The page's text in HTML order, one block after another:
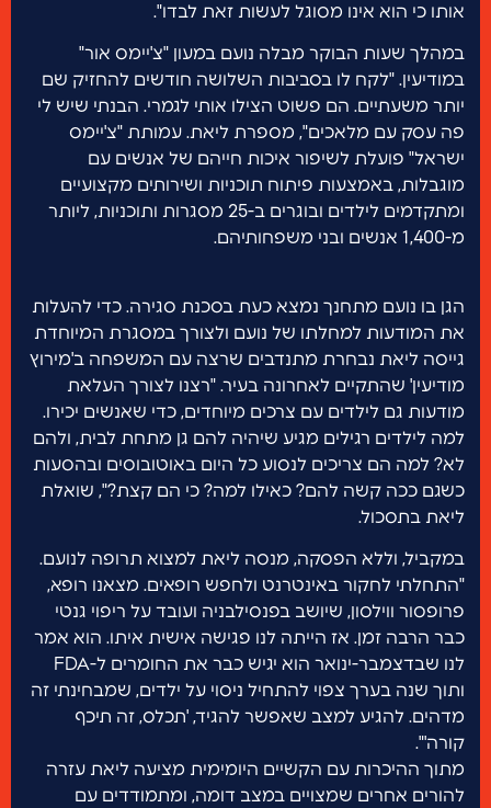
אותו כי הוא אינו מסוגל לעשות זאת לבדו".
במהלך שעות הבוקר מבלה נועם במעון "צ'יימס אור"
במודיעין. "לקח לו בסביבות השלושה חודשים להחזיק שם
יותר משעתיים. הם פשוט הצילו אותי לגמרי. הבנתי שיש לי
פה עסק עם מלאכים", מספרת ליאת. עמותת "צ'יימס
ישראל" פועלת לשיפור איכות חייהם של אנשים עם
מוגבלות, באמצעות פיתוח תוכניות ושירותים מקצועיים
ומתקדמים לילדים ובוגרים ב-25 מסגרות ותוכניות, ליותר
מ-1,400 אנשים ובני משפחותיהם.
הגן בו נועם מתחנך נמצא כעת בסכנת סגירה. כדי להעלות
את המודעות למחלתו של נועם ולצורך במסגרת המיוחדת
גייסה ליאת נבחרת מתנדבים שרצה עם המשפחה ב'מירוץ
מודיעין' שהתקיים לאחרונה בעיר. "רצנו לצורך העלאת
מודעות גם לילדים עם צרכים מיוחדים, כדי שאנשים יכירו.
למה לילדים רגילים מגיע שיהיה להם גן מתחת לבית, ולהם
לא? למה הם צריכים לנסוע כל היום באוטובוסים ובהסעות
כשגם ככה קשה להם? כאילו למה? כי הם קצת?", שואלת
ליאת בתסכול.
במקביל, וללא הפסקה, מנסה ליאת למצוא תרופה לנועם.
"התחלתי לחקור באינטרנט ולחפש רופאים. מצאנו רופא,
פרופסור ווילסון, שיושב בפנסילבניה ועובד על ריפוי גנטי
כבר הרבה זמן. אז הייתה לנו פגישה אישית איתו. הוא אמר
לנו שבדצמבר-ינואר הוא יגיש כבר את החומרים ל-FDA
ותוך שנה בערך צפוי להתחיל ניסוי על ילדים, שמבחינתי זה
מדהים. להגיע למצב שאפשר להגיד, 'תכלס, זה תיכף
קורה'".
מתוך ההיכרות עם הקשיים היומימית מציעה ליאת עזרה
להורים אחרים שמצויים במצב דומה, ומתמודדים עם